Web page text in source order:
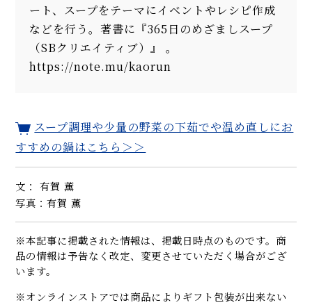
ート、スープをテーマにイベントやレシピ作成
などを行う。著書に『365日のめざましスープ
（SBクリエイティブ）』 。
https://note.mu/kaorun
スープ調理や少量の野菜の下茹でや温め直しにお
すすめの鍋はこちら＞＞
文： 有賀 薫
写真：有賀 薫
※本記事に掲載された情報は、掲載日時点のものです。商
品の情報は予告なく改定、変更させていただく場合がござ
います。
※オンラインストアでは商品によりギフト包装が出来ない